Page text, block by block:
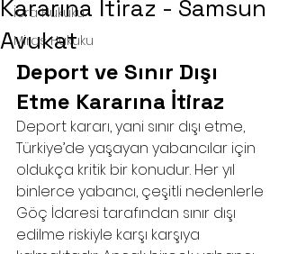
İcra Hukuku
Miras Hukuku
Kararına İtiraz - Samsun
Avukat
Deport ve Sınır Dışı
Etme Kararına İtiraz
Deport kararı, yani sınır dışı etme,
Türkiye’de yaşayan yabancılar için
oldukça kritik bir konudur. Her yıl
binlerce yabancı, çeşitli nedenlerle
Göç İdaresi tarafından sınır dışı
edilme riskiyle karşı karşıya